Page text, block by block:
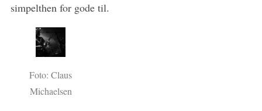
simpelthen for gode til.
Foto: Claus
Michaelsen